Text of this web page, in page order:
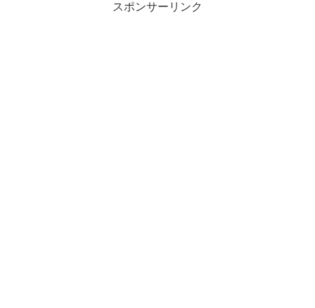
スポンサーリンク